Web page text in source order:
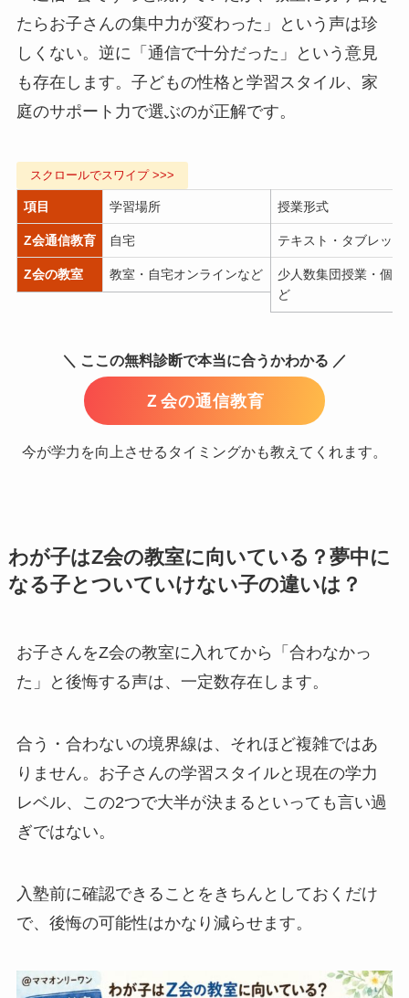
たらお子さんの集中力が変わった」という声は珍
しくない。逆に「通信で十分だった」という意見
も存在します。子どもの性格と学習スタイル、家
庭のサポート力で選ぶのが正解です。
項目
Z会通信教育
Z会の教室
学習場所
自宅
教室・自宅オンラインなど
授業形式
テキスト・タブレット
少人数集団授業・個
ど
＼ ここの無料診断で本当に合うかわかる ／
Ｚ会の通信教育
今が学力を向上させるタイミングかも教えてくれます。
わが子はZ会の教室に向いている？夢中に
なる子とついていけない子の違いは？
お子さんをZ会の教室に入れてから「合わなかっ
た」と後悔する声は、一定数存在します。
合う・合わないの境界線は、それほど複雑ではあ
りません。お子さんの学習スタイルと現在の学力
レベル、この2つで大半が決まるといっても言い過
ぎではない。
入塾前に確認できることをきちんとしておくだけ
で、後悔の可能性はかなり減らせます。